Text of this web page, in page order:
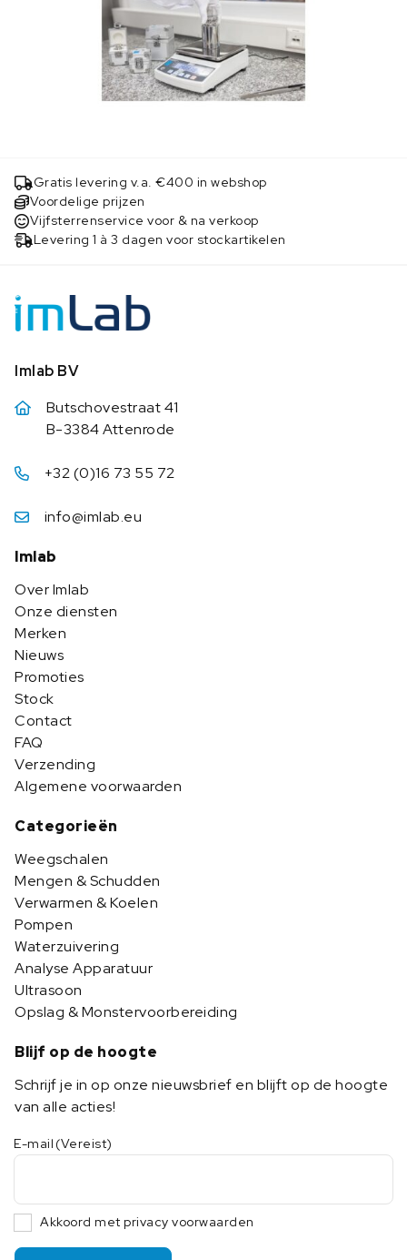
Gratis levering v.a. €400 in webshop
Voordelige prijzen
Vijfsterrenservice voor & na verkoop
Levering 1 à 3 dagen voor stockartikelen
Imlab BV
Butschovestraat 41
B-3384 Attenrode
+32 (0)16 73 55 72
info@imlab.eu
Imlab
Over Imlab
Onze diensten
Merken
Nieuws
Promoties
Stock
Contact
FAQ
Verzending
Algemene voorwaarden
Categorieën
Weegschalen
Mengen & Schudden
Verwarmen & Koelen
Pompen
Waterzuivering
Analyse Apparatuur
Ultrasoon
Opslag & Monstervoorbereiding
Blijf op de hoogte
Schrijf je in op onze nieuwsbrief en blijft op de hoogte
van alle acties!
E-mail (Vereist)
Akkoord met privacy voorwaarden